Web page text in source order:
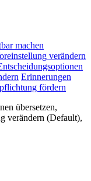
machen
verändern
Erinnerungen
fördern
übersetzen,
verändern (Default),